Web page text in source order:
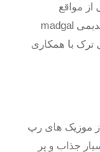
از مواقع
شناخته می شود که ان نیز به علت همکاری های قدیمی madgal
ترک با همکاری
موزیک های رپ
جذاب و پر